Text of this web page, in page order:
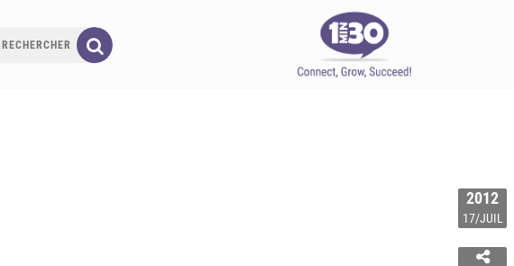
2012
17/JUIL